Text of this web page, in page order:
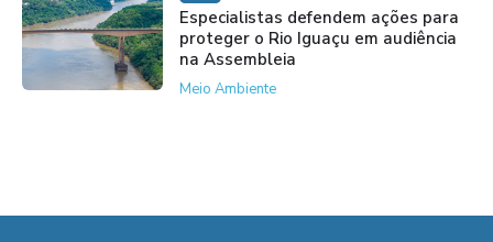
Especialistas defendem ações para
proteger o Rio Iguaçu em audiência
na Assembleia
Meio Ambiente